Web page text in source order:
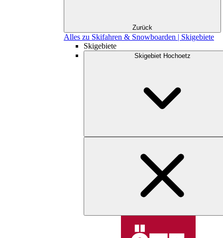
Zurück
Alles zu Skifahren & Snowboarden | Skigebiete
Skigebiete
Skigebiet Hochoetz